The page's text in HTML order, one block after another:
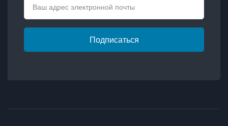
Подписаться